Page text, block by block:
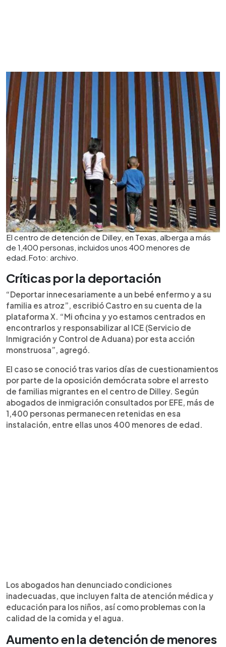
El centro de detención de Dilley, en Texas, alberga a más
de 1,400 personas, incluidos unos 400 menores de
edad.Foto: archivo.
Críticas por la deportación
“Deportar innecesariamente a un bebé enfermo y a su
familia es atroz”, escribió Castro en su cuenta de la
plataforma X. “Mi oficina y yo estamos centrados en
encontrarlos y responsabilizar al ICE (Servicio de
Inmigración y Control de Aduana) por esta acción
monstruosa”, agregó.
El caso se conoció tras varios días de cuestionamientos
por parte de la oposición demócrata sobre el arresto
de familias migrantes en el centro de Dilley. Según
abogados de inmigración consultados por EFE, más de
1,400 personas permanecen retenidas en esa
instalación, entre ellas unos 400 menores de edad.
Los abogados han denunciado condiciones
inadecuadas, que incluyen falta de atención médica y
educación para los niños, así como problemas con la
calidad de la comida y el agua.
Aumento en la detención de menores